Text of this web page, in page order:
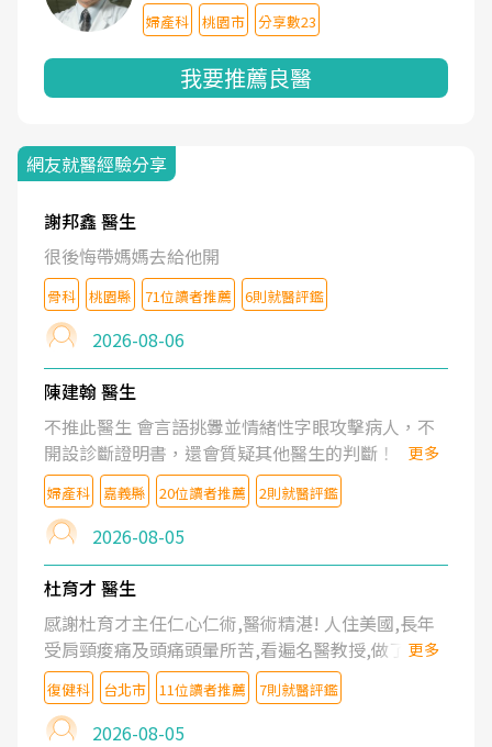
婦產科 桃園市 分享數23
我要推薦良醫
網友就醫經驗分享
謝邦鑫 醫生
很後悔帶媽媽去給他開
骨科 桃園縣 71位讀者推薦 6則就醫評鑑
2026-08-06
陳建翰 醫生
不推此醫生 會言語挑釁並情緒性字眼攻擊病人，不
開設診斷證明書，還會質疑其他醫生的判斷！
更多
婦產科 嘉義縣 20位讀者推薦 2則就醫評鑑
2026-08-05
杜育才 醫生
感謝杜育才主任仁心仁術,醫術精湛! 人住美國,長年
受肩頸痠痛及頭痛頭暈所苦,看遍名醫教授,做了各種
檢查,也嘗試過西醫打針,中醫針灸及物理徒手治療都
沒有用,後來連吃到嗎啡類止痛藥都效果有限,只是壓
症狀,沒多久就痛起來,多年失眠嚴重影響生活品質.
更多
復健科 台北市 11位讀者推薦 7則就醫評鑑
2026-08-05